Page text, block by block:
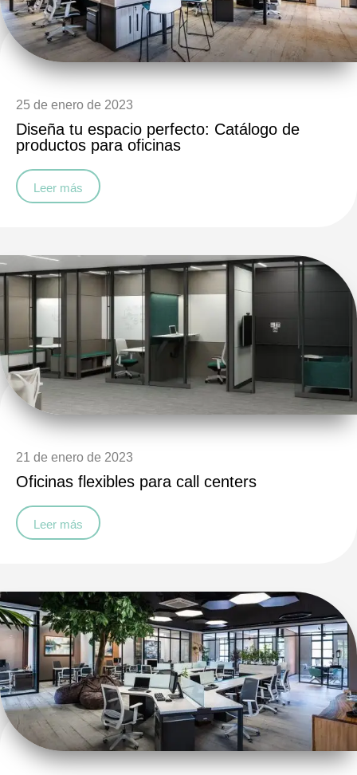
25 de enero de 2023
Diseña tu espacio perfecto: Catálogo de
productos para oficinas
Leer más
21 de enero de 2023
Oficinas flexibles para call centers
Leer más